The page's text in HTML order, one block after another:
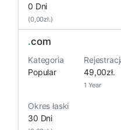
0 Dni
(0,00zł.)
.com
Kategoria
Popular
49,00zł.
1 Year
Okres łaski
30 Dni